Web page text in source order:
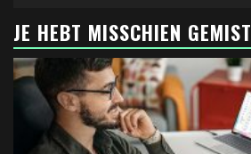
JE HEBT MISSCHIEN GEMIST